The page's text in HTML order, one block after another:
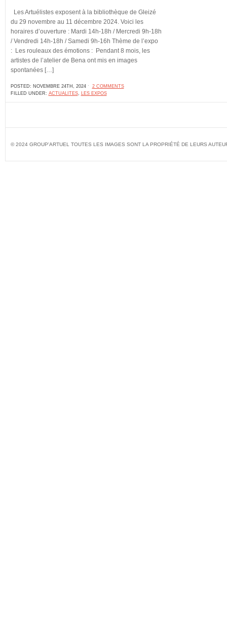
Les Artuélistes exposent à la bibliothèque de Gleizé
du 29 novembre au 11 décembre 2024. Voici les
horaires d’ouverture : Mardi 14h-18h / Mercredi 9h-18h
/ Vendredi 14h-18h / Samedi 9h-16h Thème de l’expo
: Les rouleaux des émotions : Pendant 8 mois, les
artistes de l’atelier de Bena ont mis en images
spontanées […]
POSTED: NOVEMBRE 24TH, 2024 ˑ 2 COMMENTS
FILLED UNDER: ACTUALITES, LES EXPOS
© 2024 GROUP'ARTUEL TOUTES LES IMAGES SONT LA PROPRIÉTÉ DE LEURS